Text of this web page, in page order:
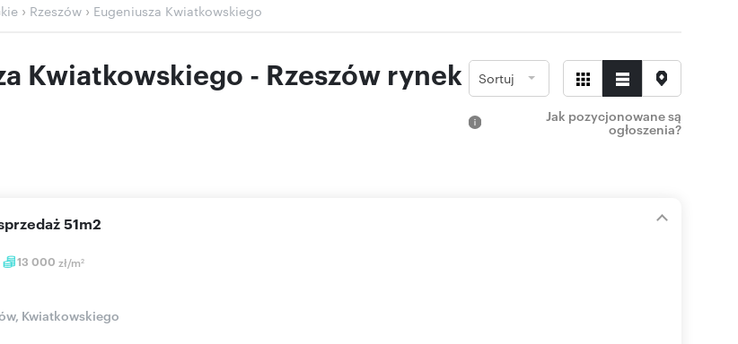
› Rzeszów › Eugeniusza Kwiatkowskiego
Kwiatkowskiego - Rzeszów rynek
Sortuj
Jak pozycjonowane są
ogłoszenia?
13 000 zł/m2
51m2
Kwiatkowskiego